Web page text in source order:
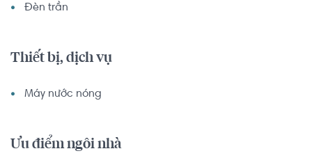
Đèn trần
Thiết bị, dịch vụ
Máy nước nóng
Ưu điểm ngôi nhà